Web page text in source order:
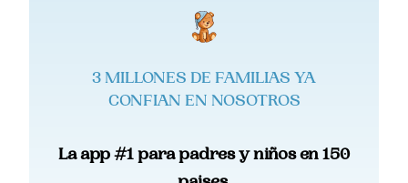
3 MILLONES DE FAMILIAS YA
CONFIAN EN NOSOTROS
La app #1 para padres y niños en 150